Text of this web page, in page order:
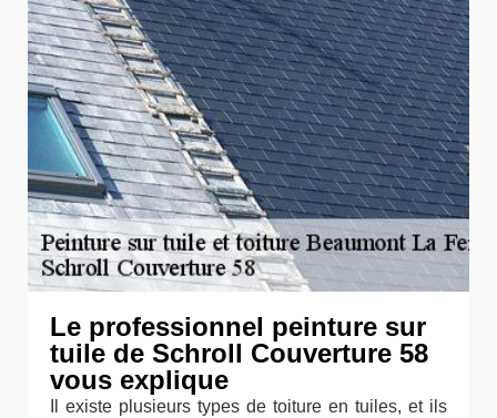
Le professionnel peinture sur
tuile de Schroll Couverture 58
vous explique
Il existe plusieurs types de toiture en tuiles, et ils